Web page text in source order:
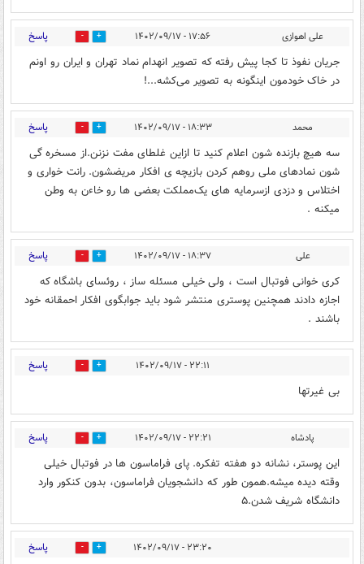
علی اهوازی ۱۷:۵۶ - ۱۴۰۲/۰۹/۱۷ 6 پاسخ
جریان نفوذ تا کجا پیش رفته که تصویر انهدام نماد تهران و ایران رو اونم
در خاک خودمون اینگونه به تصویر می‌کشه...!
محمد ۱۸:۳۳ - ۱۴۰۲/۰۹/۱۷ 3 پاسخ
سه هیچ بازنده شون اعلام کنید تا ازاین غلطای مفت نزنن.از مسخره گی
شون نمادهای ملی رو‌هم کردن بازیچه ی افکار مریضشون. رانت خواری و
اختلاس و دزدی ازسرمایه های یک‌مملکت بعضی ها رو خاءن به وطن
میکنه .
علی ۱۸:۳۷ - ۱۴۰۲/۰۹/۱۷ 4 پاسخ
کری خوانی فوتبال است ، ولی خیلی مسئله ساز ، روئسای باشگاه که
اجازه دادند همچنین پوستری منتشر شود باید جوابگوی افکار احمقانه خود
باشند .
۲۲:۱۱ - ۱۴۰۲/۰۹/۱۷ 4 پاسخ
بی غیرتها
پادشاه ۲۲:۲۱ - ۱۴۰۲/۰۹/۱۷ 2 پاسخ
این پوستر، نشانه دو هفته تفکره. پای فراماسون ها در فوتبال خیلی
وقته دیده میشه.همون طور که دانشجویان فراماسون، بدون کنکور وارد
دانشگاه شریف شدن.۵
۲۳:۲۰ - ۱۴۰۲/۰۹/۱۷ 0 پاسخ